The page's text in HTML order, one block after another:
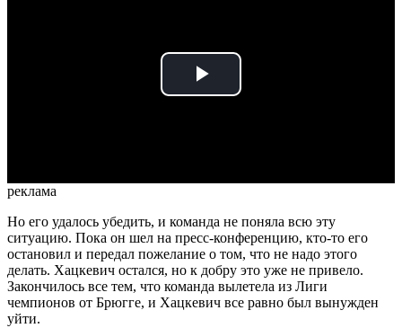
Play
реклама
Но его удалось убедить, и команда не поняла всю эту
ситуацию. Пока он шел на пресс-конференцию, кто-то его
остановил и передал пожелание о том, что не надо этого
делать. Хацкевич остался, но к добру это уже не привело.
Закончилось все тем, что команда вылетела из Лиги
чемпионов от Брюгге, и Хацкевич все равно был вынужден
уйти.